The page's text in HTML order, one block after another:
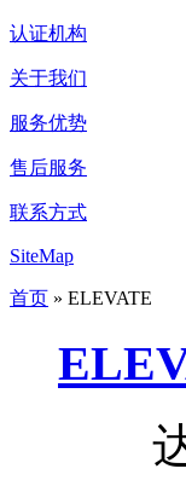
认证机构
关于我们
服务优势
售后服务
联系方式
SiteMap
首页 » ELEVATE
达